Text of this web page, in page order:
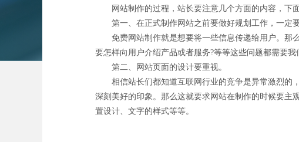
网站制作的过程，站长要注意几个方面的内容，下面
第一、在正式制作网站之前要做好规划工作，一定要
免费网站制作就是想要将一些信息传递给用户。那么
要怎样向用户介绍产品或者服务?等等这些问题都需要
第二、网站页面的设计要重视。
相信站长们都知道互联网行业的竞争是异常激烈的，
深刻美好的印象。那么这就要求网站在制作的时候要主
置设计、文字的样式等等。